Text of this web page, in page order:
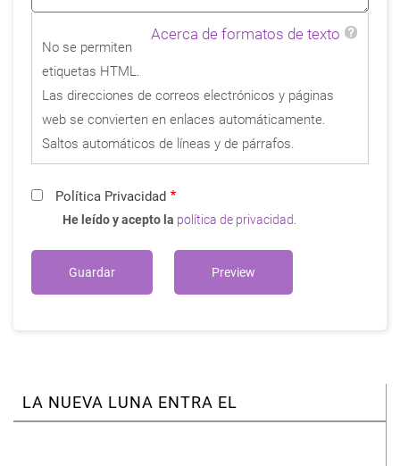
Acerca de formatos de texto
No se permiten
etiquetas HTML.
Las direcciones de correos electrónicos y páginas
web se convierten en enlaces automáticamente.
Saltos automáticos de líneas y de párrafos.
Política Privacidad
He leído y acepto la política de privacidad.
LA NUEVA LUNA ENTRA EL